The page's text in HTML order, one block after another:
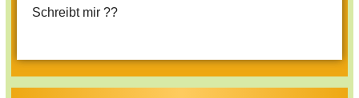
Schreibt mir ??